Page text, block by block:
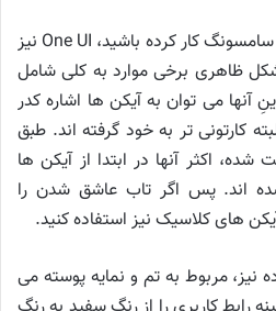
اگر پیش از این با گوشی های سامسونگ کار کرده باشید، One UI نیز
شکل ظاهری برخی موارد به کلی شامل
آنها می توان به آیکن ها اشاره کدر
کارتونی تر به خود گرفته اند. طبق
شده، اکثر آنها در ابتدا از آیکن ها
اند. پس اگر تاب عاشق شدن را
های کلاسیک نیز استفاده کنید.
نیز، مربوط به تم و نمایه پوسته می